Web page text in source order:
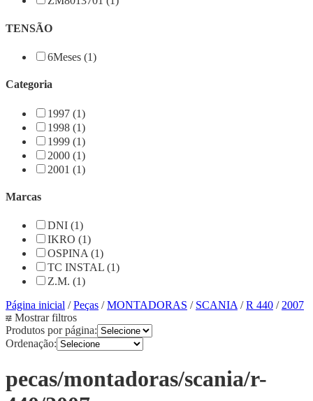
TENSÃO
6Meses (1)
Categoria
1997 (1)
1998 (1)
1999 (1)
2000 (1)
2001 (1)
Marcas
DNI (1)
IKRO (1)
OSPINA (1)
TC INSTAL (1)
Z.M. (1)
Página inicial /Peças /MONTADORAS / SCANIA /R 440 / 2007
Mostrar filtros
Produtos por página:
Ordenação:
pecas/montadoras/scania/r-